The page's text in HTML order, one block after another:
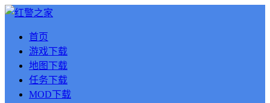
首页
游戏下载
地图下载
任务下载
MOD下载